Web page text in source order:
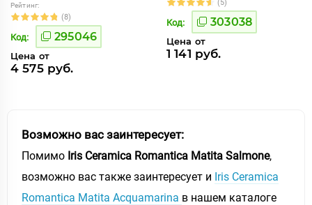
Рейтинг:
(8)
Код: 295046
Цена от
4 575 руб.
(5)
Код: 303038
Цена от
1 141 руб.
Возможно вас заинтересует:
Помимо Iris Ceramica Romantica Matita Salmone,
возможно вас также заинтересует и Iris Ceramica
Romantica Matita Acquamarina в нашем каталоге